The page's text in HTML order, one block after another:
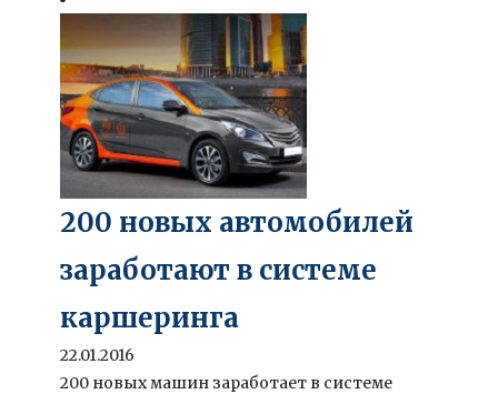
200 новых автомобилей
заработают в системе
каршеринга
22.01.2016
200 новых машин заработает в системе